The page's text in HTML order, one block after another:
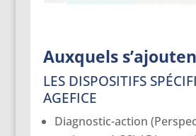
Auxquels
LES DISPOSITIFS
AGEFICE
Diagnostic-action